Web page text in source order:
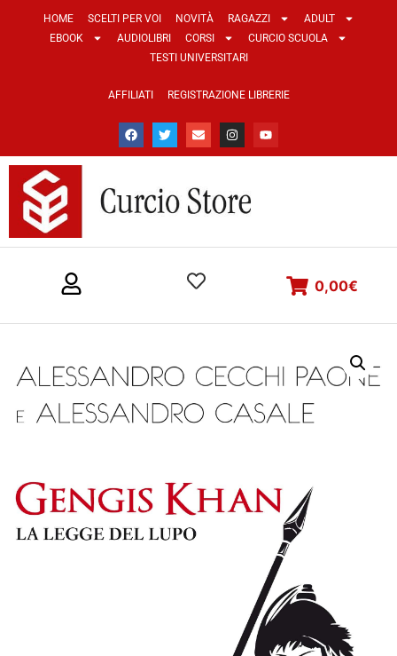
HOME SCELTI PER VOI NOVITÀ RAGAZZI
ADULT
EBOOK
AUDIOLIBRI CORSI
CURCIO SCUOLA
TESTI UNIVERSITARI
AFFILIATI REGISTRAZIONE LIBRERIE
0,00€